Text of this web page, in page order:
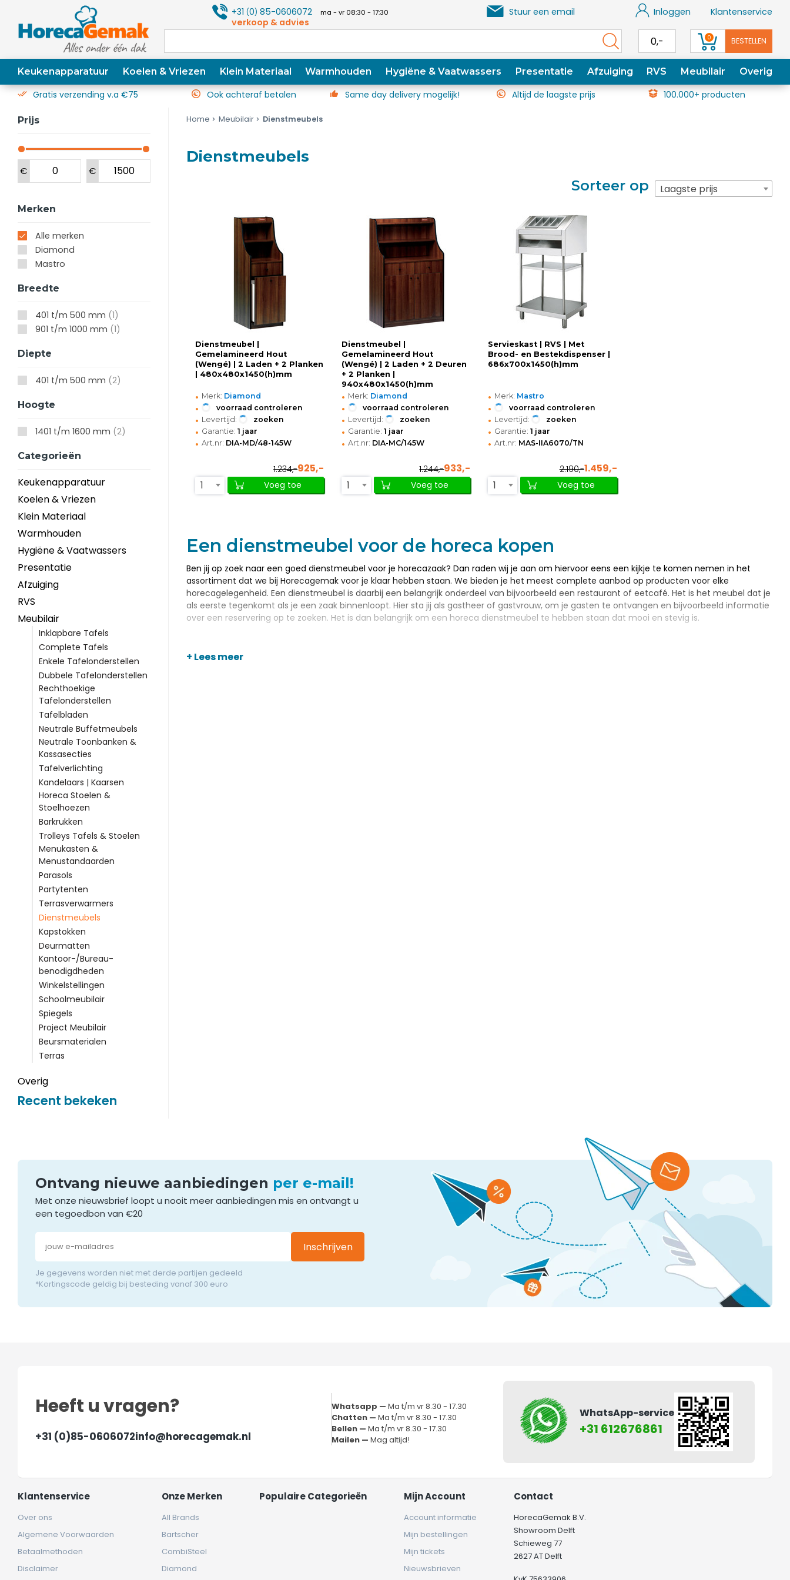
+31(0) 85-0606072 ma - vr 08:30 - 17:30
verkoop & advies
Stuur een email Inloggen Klantenservice
0,- 0 BESTELLEN
Keukenapparatuur Koelen & Vriezen Klein Materiaal Warmhouden Hygiëne & Vaatwassers Presentatie Afzuiging RVS Meubilair Overig
Gratis verzending v.a €75 Ook achteraf betalen Same day delivery mogelijk! Altijd de laagste prijs 100.000+ producten
Prijs
€ €
Merken
Alle merken
Diamond
Mastro
Breedte
401 t/m 500 mm (1)
901 t/m 1000 mm (1)
Diepte
401 t/m 500 mm (2)
Hoogte
1401 t/m 1600 mm (2)
Categorieën
Keukenapparatuur
Koelen & Vriezen
Klein Materiaal
Warmhouden
Hygiëne & Vaatwassers
Presentatie
Afzuiging
RVS
Meubilair
Inklapbare Tafels
Complete Tafels
Enkele Tafelonderstellen
Dubbele Tafelonderstellen
Rechthoekige
Tafelonderstellen
Tafelbladen
Neutrale Buffetmeubels
Neutrale Toonbanken &
Kassasecties
Tafelverlichting
Kandelaars | Kaarsen
Horeca Stoelen &
Stoelhoezen
Barkrukken
Trolleys Tafels & Stoelen
Menukasten &
Menustandaarden
Parasols
Partytenten
Terrasverwarmers
Dienstmeubels
Kapstokken
Deurmatten
Kantoor-/Bureau-
benodigdheden
Winkelstellingen
Schoolmeubilair
Spiegels
Project Meubilair
Beursmaterialen
Terras
Overig
Recent bekeken
Home Meubilair Dienstmeubels
Dienstmeubels
Sorteer op Laagste prijs
Dienstmeubel |
Gemelamineerd Hout
(Wengé) | 2 Laden + 2 Planken
| 480x480x1450(h)mm
• Merk: Diamond
• voorraad controleren
• Levertijd: zoeken
• Garantie: 1 jaar
• Art.nr: DIA-MD/48-145W
1.234,-925,-
1
Voeg toe
Dienstmeubel |
Gemelamineerd Hout
(Wengé) | 2 Laden + 2 Deuren
+ 2 Planken |
940x480x1450(h)mm
• Merk: Diamond
• voorraad controleren
• Levertijd: zoeken
• Garantie: 1 jaar
• Art.nr: DIA-MC/145W
1.244,-933,-
1
Voeg toe
Servieskast | RVS | Met
Brood- en Bestekdispenser |
686x700x1450(h)mm
• Merk: Mastro
• voorraad controleren
• Levertijd: zoeken
• Garantie: 1 jaar
• Art.nr: MAS-IIA6070/TN
2.190,-1.459,-
1
Voeg toe
Een dienstmeubel voor de horeca kopen
Ben jij op zoek naar een goed dienstmeubel voor je horecazaak? Dan raden wij je aan om hiervoor eens een kijkje te komen nemen in het
assortiment dat we bij Horecagemak voor je klaar hebben staan. We bieden je het meest complete aanbod op producten voor elke
horecagelegenheid. Een dienstmeubel is daarbij een belangrijk onderdeel van bijvoorbeeld een restaurant of eetcafé. Het is het meubel dat je
als eerste tegenkomt als je een zaak binnenloopt. Hier sta jij als gastheer of gastvrouw, om je gasten te ontvangen en bijvoorbeeld informatie
over een reservering op te zoeken. Het is dan belangrijk om een horeca dienstmeubel te hebben staan dat mooi en stevig is.
+ Lees meer
Ontvang nieuwe aanbiedingen per e-mail!
Met onze nieuwsbrief loopt u nooit meer aanbiedingen mis en ontvangt u
een tegoedbon van €20
Inschrijven
Je gegevens worden niet met derde partijen gedeeld
*Kortingscode geldig bij besteding vanaf 300 euro
Heeft u vragen?
+31 (0)85-0606072info@horecagemak.nl
Whatsapp —Ma t/m vr 8.30 - 17.30
Chatten —Ma t/m vr 8.30 - 17.30
Bellen —Ma t/m vr 8.30 - 17.30
Mailen —Mag altijd!
WhatsApp-service
+31 612676861
Klantenservice
Over ons
Algemene Voorwaarden
Betaalmethoden
Disclaimer
Onze Merken
All Brands
Bartscher
CombiSteel
Diamond
Populaire Categorieën Mijn Account
Account informatie
Mijn bestellingen
Mijn tickets
Nieuwsbrieven
Contact
HorecaGemak B.V.
Showroom Delft
Schieweg 77
2627 AT Delft